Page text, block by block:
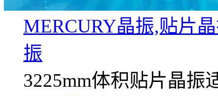
MERCURY晶振,贴片
振
3225mm体积贴片晶振